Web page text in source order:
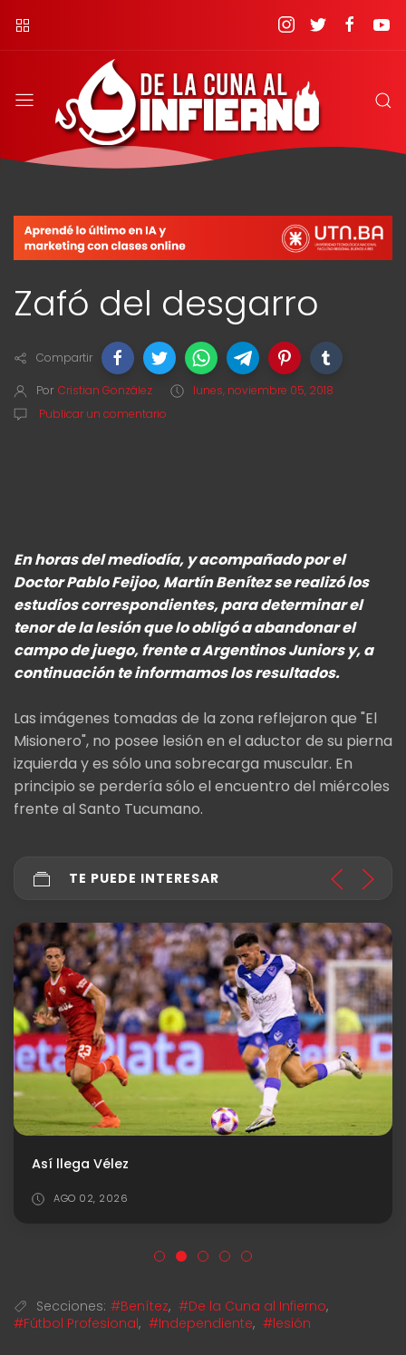
Zafó del desgarro
Compartir
Por Cristian González
lunes, noviembre 05, 2018
Publicar un comentario
En horas del mediodía, y acompañado por el
Doctor Pablo Feijoo, Martín Benítez se realizó los
estudios correspondientes, para determinar el
tenor de la lesión que lo obligó a abandonar el
campo de juego, frente a Argentinos Juniors y, a
continuación te informamos los resultados.
Las imágenes tomadas de la zona reflejaron que "El
Misionero", no posee lesión en el aductor de su pierna
izquierda y es sólo una sobrecarga muscular. En
principio se perdería sólo el encuentro del miércoles
frente al Santo Tucumano.
TE PUEDE INTERESAR
Así llega Vélez
AGO 02, 2026
Secciones: #Benítez, #De la Cuna al Infierno,
#Fútbol Profesional, #Independiente, #lesión